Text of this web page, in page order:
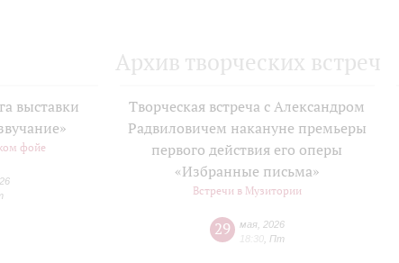
Архив творческих встреч
выставки
фойе
Творческая встреча с Александром
Радвиловичем накануне премьеры
первого действия его оперы
«Избранные письма»
Встречи в Музитории
29 мая, 2026
18:30, Пт